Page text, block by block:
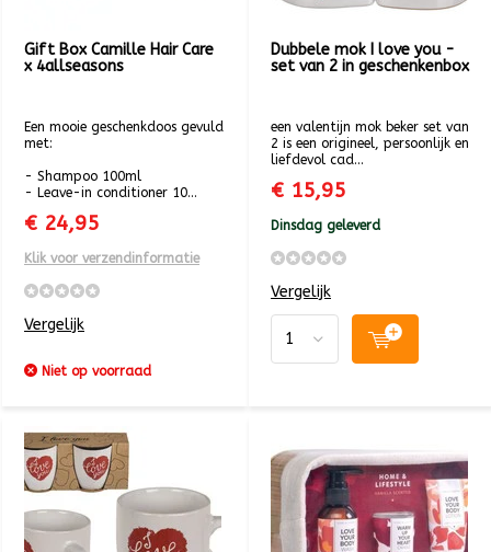
Gift Box Camille Hair Care
x 4allseasons
Een mooie geschenkdoos gevuld
met:
- Shampoo 100ml
- Leave-in conditioner 10...
€ 24,95
Klik voor verzendinformatie
Vergelijk
Niet op voorraad
Dubbele mok I love you -
set van 2 in geschenkenbox
een valentijn mok beker set van
2 is een origineel, persoonlijk en
liefdevol cad...
€ 15,95
Dinsdag geleverd
Vergelijk